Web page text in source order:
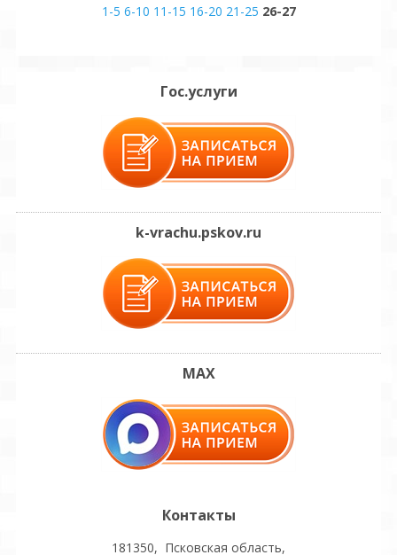
1-5 6-10 11-15 16-20 21-25 26-27
Гос.услуги
k-vrachu.pskov.ru
MAX
Контакты
181350, Псковская область,